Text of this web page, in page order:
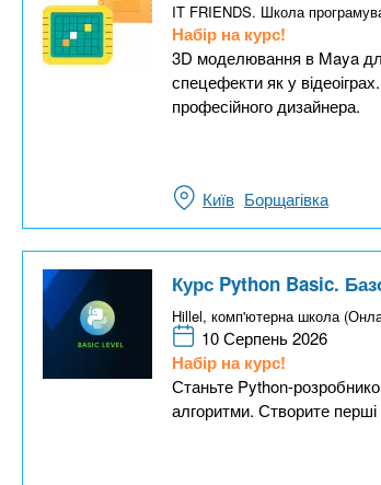
IT FRIENDS. Школа
Набір на курс!
3D моделювання в Maya
спецефекти як у
професійного дизайнера.
Київ Борщагівка
Курс Python Basic.
Hillel, комп'ютерна школа
10 Серпень 2026
Набір на курс!
Станьте Python-
алгоритми. Створите перші